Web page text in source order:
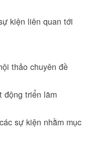
kiện liên quan tới
thảo chuyên đề
động triển lãm
sự kiện nhằm mục